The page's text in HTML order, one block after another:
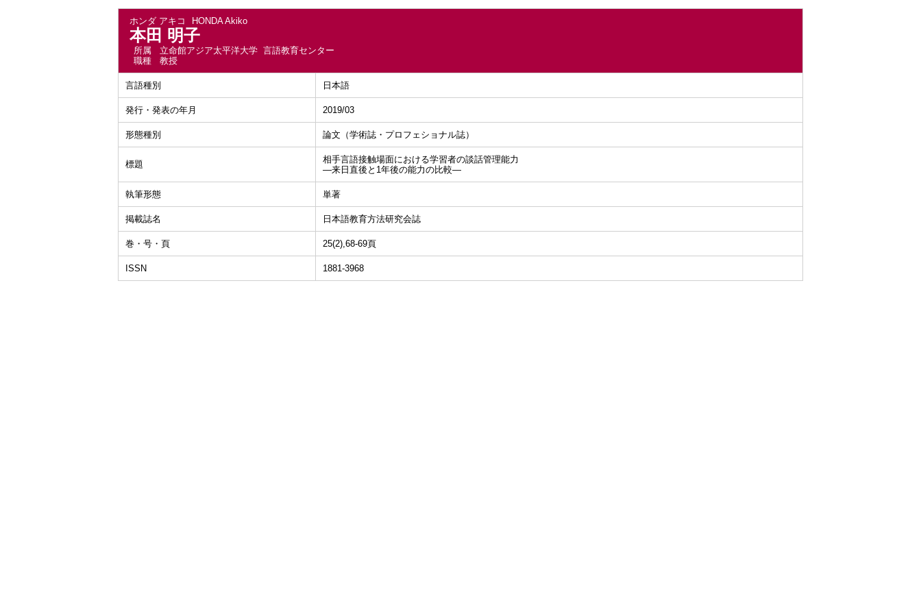
ホンダ アキコ HONDA Akiko
本田 明子
所属
立命館アジア太平洋大学 言語教育センター
職種
教授
言語種別 日本語
発行・発表の年月 2019/03
形態種別 論文（学術誌・プロフェショナル誌）
標題
相手言語接触場面における学習者の談話管理能力
―来日直後と1年後の能力の比較―
執筆形態 単著
掲載誌名 日本語教育方法研究会誌
巻・号・頁 25(2),68-69頁
ISSN 1881-3968